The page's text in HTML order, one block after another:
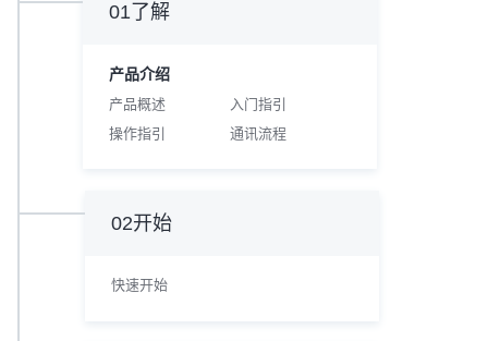
01了解
产品介绍
产品概述
入门指引
操作指引
通讯流程
02开始
快速开始